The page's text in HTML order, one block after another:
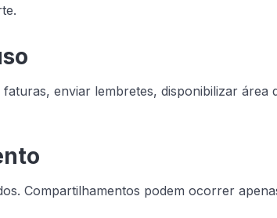
enviar lembretes, disponibilizar
Compartilhamentos podem ocorrer